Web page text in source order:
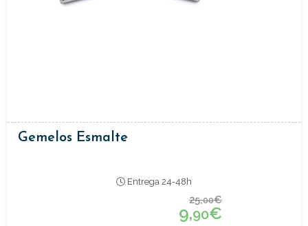
Gemelos Esmalte
Entrega 24-48h
25,00€
9,90€